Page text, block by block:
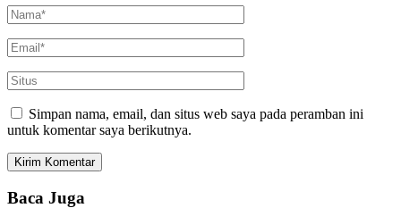
Simpan nama, email, dan situs web saya pada peramban ini
untuk komentar saya berikutnya.
Baca Juga